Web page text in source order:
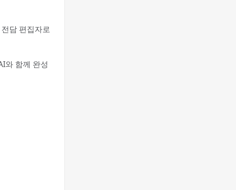
담 편집자로
와 함께 완성